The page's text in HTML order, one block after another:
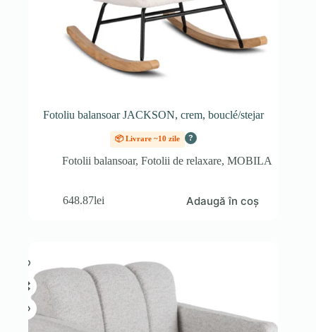
Fotoliu balansoar JACKSON, crem, bouclé/stejar
📦 Livrare ~10 zile ?
Fotolii balansoar,Fotolii de relaxare,MOBILA
648.87lei Adaugă în coș